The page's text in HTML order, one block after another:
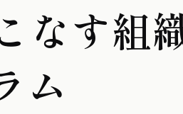
なす組
ム